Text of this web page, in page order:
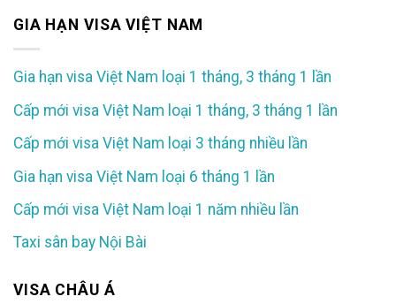
GIA HẠN VISA VIỆT NAM
Gia hạn visa Việt Nam loại 1 tháng, 3 tháng 1 lần
Cấp mới visa Việt Nam loại 1 tháng, 3 tháng 1 lần
Cấp mới visa Việt Nam loại 3 tháng nhiều lần
Gia hạn visa Việt Nam loại 6 tháng 1 lần
Cấp mới visa Việt Nam loại 1 năm nhiều lần
Taxi sân bay Nội Bài
VISA CHÂU Á